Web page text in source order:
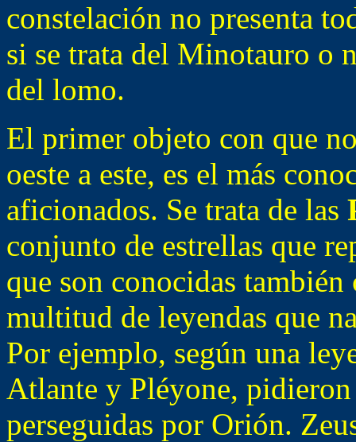
constelación no presenta
si se trata del Minotauro o
del lomo.
El primer objeto con que
oeste a este, es el más
aficionados. Se trata de las
conjunto de estrellas que
que son conocidas
multitud de leyendas que
Por ejemplo, según una
Atlante y Pléyone, pidieron
perseguidas por Orión.